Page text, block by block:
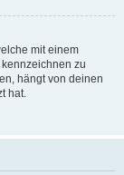
mit einem
zu
hängt von deinen
hat.